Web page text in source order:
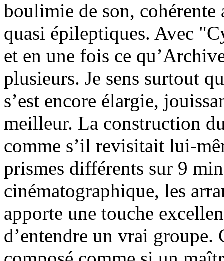
boulimie de son,
quasi épileptiques. Avec
et en une fois ce
plusieurs. Je sens surtout
s’est encore élargie,
meilleur. La construction
comme s’il revisitait lui-
prismes différents sur 9
cinématographique, les
apporte une touche
d’entendre un vrai groupe.